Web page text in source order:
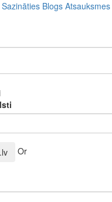
Sazināties Blogs Atsauksmes
Or